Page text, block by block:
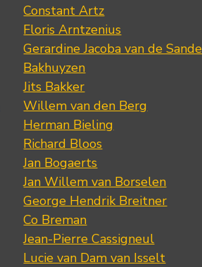
Constant Artz
Floris Arntzenius
Gerardine Jacoba van de Sande
Bakhuyzen
Jits Bakker
Willem van den Berg
Herman Bieling
Richard Bloos
Jan Bogaerts
Jan Willem van Borselen
George Hendrik Breitner
Co Breman
Jean-Pierre Cassigneul
Lucie van Dam van Isselt